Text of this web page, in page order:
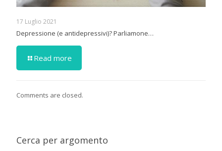
17 Luglio 2021
Depressione (e antidepressivi)? Parliamone…
Read more
Comments are closed.
Cerca per argomento